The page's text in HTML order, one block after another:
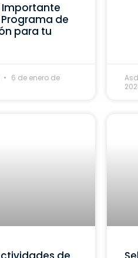
Importante
de
para tu
6 de enero de